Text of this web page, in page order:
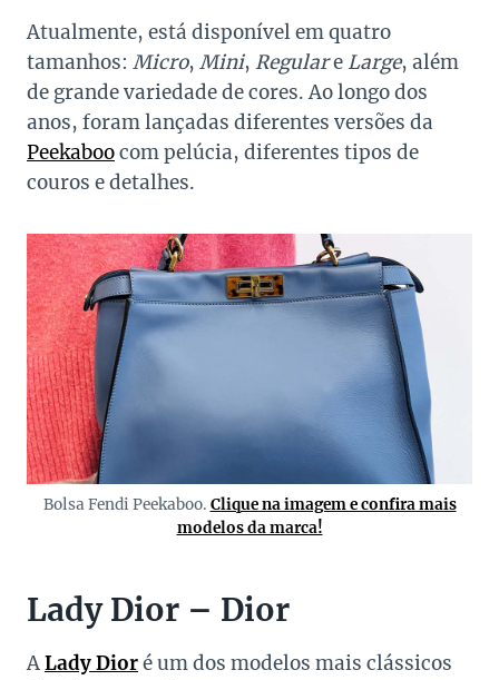
Atualmente, está disponível em quatro
tamanhos: Micro, Mini, Regulare Large, além
de grande variedade de cores. Ao longo dos
anos, foram lançadas diferentes versões da
Peekaboocom pelúcia, diferentes tipos de
couros e detalhes.
Bolsa Fendi Peekaboo. Clique na imagem e confira mais
modelos da marca!
Lady Dior – Dior
ALady Dioré um dos modelos mais clássicos